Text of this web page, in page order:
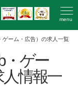
menu
ゲーム・広告）の求人一覧
・ゲー
情報一